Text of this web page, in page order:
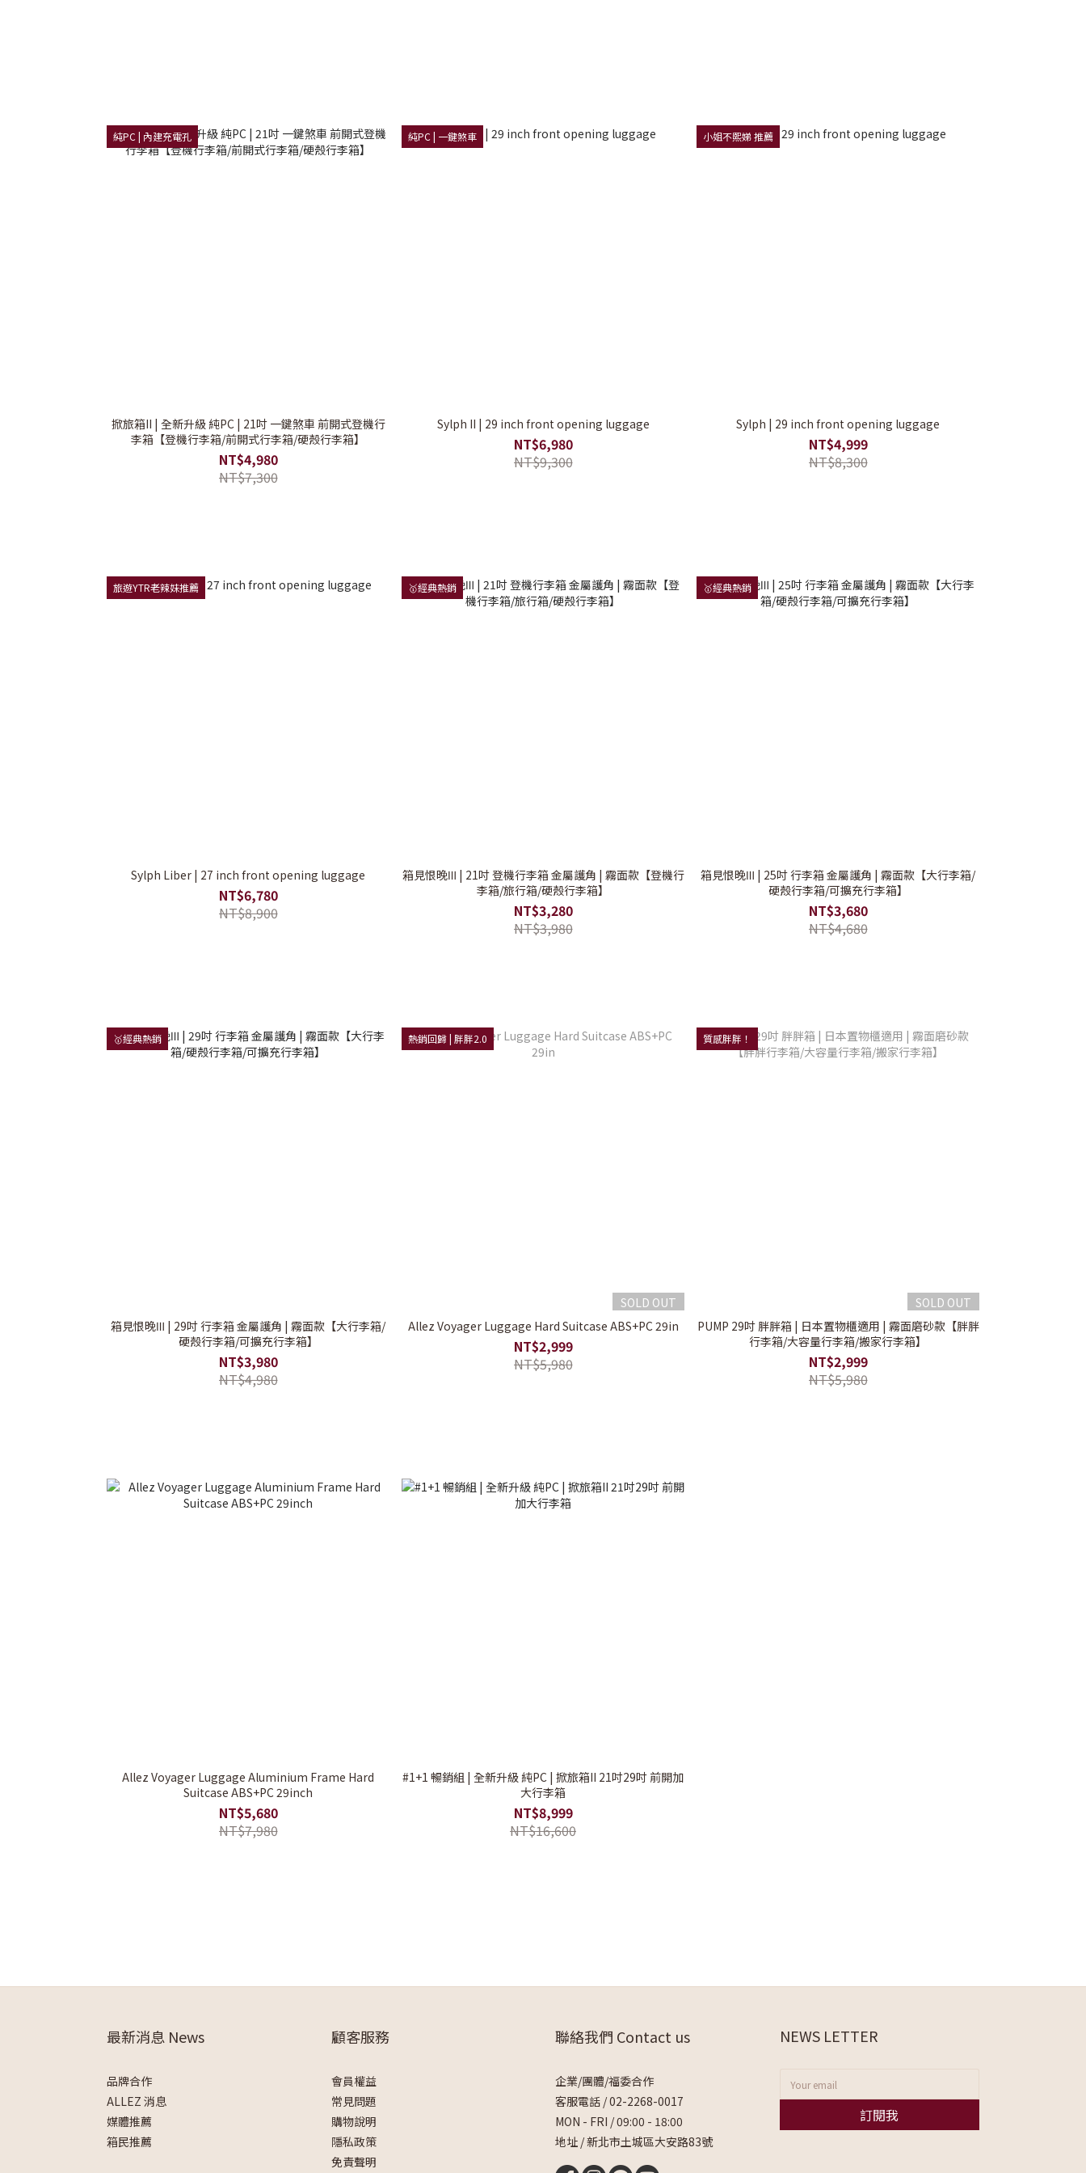
純PC | 內建充電孔
掀旅箱II | 全新升級 純PC | 21吋 一鍵煞車 前開式登機行
李箱【登機行李箱/前開式行李箱/硬殼行李箱】
NT$4,980
NT$7,300
純PC | 一鍵煞車
Sylph II | 29 inch front opening luggage
NT$6,980
NT$9,300
小姐不熙娣 推薦
Sylph | 29 inch front opening luggage
NT$4,999
NT$8,300
旅遊YTR老辣妹推薦
Sylph Liber | 27 inch front opening luggage
NT$6,780
NT$8,900
🥇經典熱銷
箱見恨晚Ⅲ | 21吋 登機行李箱 金屬護角 | 霧面款【登機行
李箱/旅行箱/硬殼行李箱】
NT$3,280
NT$3,980
🥇經典熱銷
箱見恨晚Ⅲ | 25吋 行李箱 金屬護角 | 霧面款【大行李箱/
硬殼行李箱/可擴充行李箱】
NT$3,680
NT$4,680
🥇經典熱銷
箱見恨晚Ⅲ | 29吋 行李箱 金屬護角 | 霧面款【大行李箱/
硬殼行李箱/可擴充行李箱】
NT$3,980
NT$4,980
熱銷回歸 | 胖胖2.0
SOLD OUT
Allez Voyager Luggage Hard Suitcase ABS+PC 29in
NT$2,999
NT$5,980
質感胖胖！
SOLD OUT
PUMP 29吋 胖胖箱 | 日本置物櫃適用 | 霧面磨砂款【胖胖
行李箱/大容量行李箱/搬家行李箱】
NT$2,999
NT$5,980
Allez Voyager Luggage Aluminium Frame Hard
Suitcase ABS+PC 29inch
NT$5,680
NT$7,980
#1+1 暢銷組 | 全新升級 純PC | 掀旅箱II 21吋29吋 前開加
大行李箱
NT$8,999
NT$16,600
最新消息 News
品牌合作
ALLEZ 消息
媒體推薦
箱民推薦
顧客服務
會員權益
常見問題
購物說明
隱私政策
免責聲明
聯絡我們 Contact us
企業/團體/福委合作
客服電話 /02-2268-0017
MON - FRI / 09:00 - 18:00
地址 / 新北市土城區大安路83號
NEWS LETTER
訂閱我